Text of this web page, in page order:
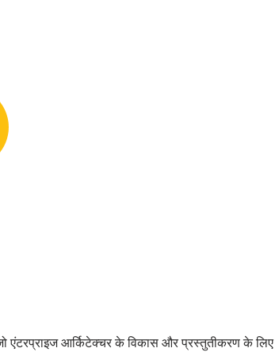
एंटरप्राइज आर्किटेक्चर के विकास और प्रस्तुतीकरण के लिए